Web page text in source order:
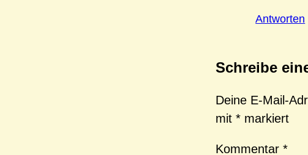
Antworten
Schreibe
Deine E-Mail-
mit * markiert
Kommentar *